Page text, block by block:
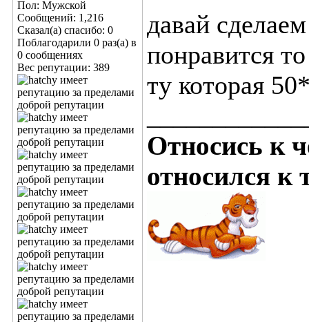
Пол: Мужской
Сообщений: 1,216
Сказал(а) спасибо: 0
Поблагодарили 0 раз(а) в
0 сообщениях
Вес репутации: 389
давай
понравится
ту которая
Относись к
относился к